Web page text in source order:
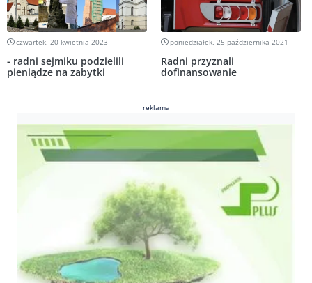
czwartek, 20 kwietnia 2023
- radni sejmiku podzielili
pieniądze na zabytki
poniedziałek, 25 października 2021
Radni przyznali
dofinansowanie
reklama